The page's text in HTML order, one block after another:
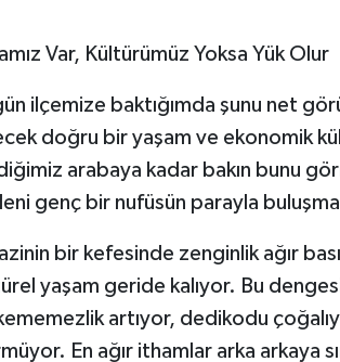
Var, Kültürümüz Yoksa Yük Olur
ilçemize baktığımda şunu net
doğru bir yaşam ve ekonomik
arabaya kadar bakın bunu
genç bir nufüsün parayla
bir kefesinde zenginlik ağır
yaşam geride kalıyor. Bu
artıyor, dedikodu
En ağır ithamlar arka arkaya